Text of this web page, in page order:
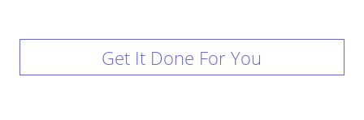
Get It Done For You